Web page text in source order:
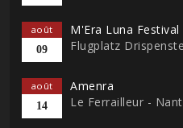
août
09
M'Era Luna Festival
Flugplatz
août
14
Amenra
Le Ferrailleur -